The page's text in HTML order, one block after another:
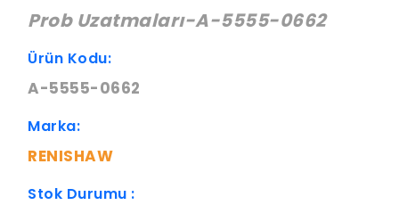
Prob Uzatmaları-A-5555-0662
Ürün Kodu:
A-5555-0662
Marka:
RENISHAW
Stok Durumu :